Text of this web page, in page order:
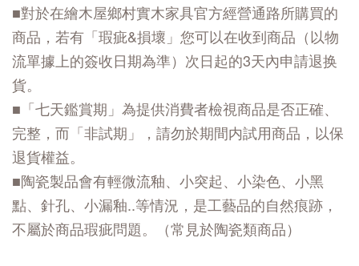
■對於在繪木屋鄉村實木家具官方經營通路所購買的
商品，若有「瑕疵&損壞」您可以在收到商品（以物
流單據上的簽收日期為準）次日起的3天內申請退换
貨。
■「七天鑑賞期」為提供消費者檢視商品是否正確、
完整，而「非試期」，請勿於期間内試用商品，以保
退貨權益。
■陶瓷製品會有輕微流釉、小突起、小染色、小黑
點、針孔、小漏釉..等情況，是工藝品的自然痕跡，
不屬於商品瑕疵問題。（常見於陶瓷類商品）